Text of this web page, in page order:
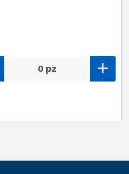
0 pz